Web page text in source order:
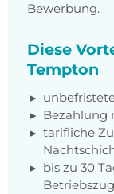
Bewerbung.
Diese
Tempton
Bezahlung
tarifliche
bis zu 30